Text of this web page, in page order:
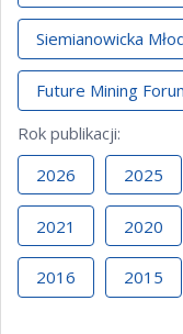
Siemianowicka
Future Mining
Rok publikacji:
2026
2025
2021 2020
2016 2015